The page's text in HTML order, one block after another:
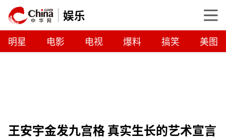
娱乐
明星 电影 电视 爆料 搞笑 美图
王安宇金发九宫格 真实生长的艺术宣言